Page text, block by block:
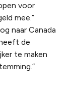
voor
mee.”
naar Canada
de
te maken